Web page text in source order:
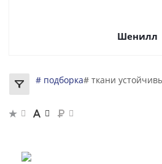
Шенилл
# подборка# ткани